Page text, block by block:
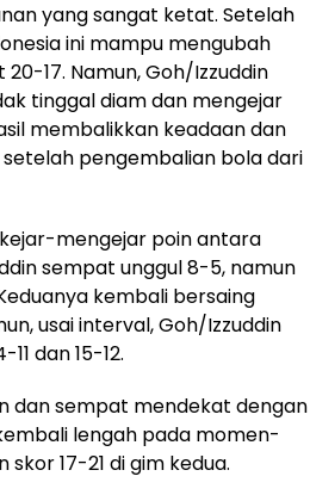
yang sangat ketat. Setelah
ini mampu mengubah
17. Namun, Goh/Izzuddin
tinggal diam dan mengejar
membalikkan keadaan dan
pengembalian bola dari
mengejar poin antara
sempat unggul 8-5, namun
kembali bersaing
usai interval, Goh/Izzuddin
dan 15-12.
dan sempat mendekat dengan
lengah pada momen-
17-21 di gim kedua.